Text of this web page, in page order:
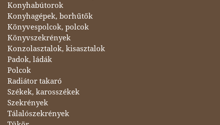
Konyhabútorok
Konyhagépek, borhűtők
Könyvespolcok, polcok
Könyvszekrények
Konzolasztalok, kisasztalok
Padok, ládák
Polcok
Radiátor takaró
Székek, karosszékek
Szekrények
Tálalószekrények